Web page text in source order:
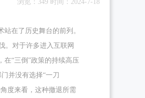
浏览：349 时间：2024-7-18
在了历史舞台的前列。
。对于许多进入互联网
在“三倒”政策的持续高压
并没有选择“一刀
度来看，这种撤退所需